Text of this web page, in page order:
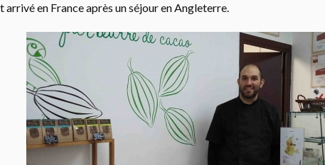
arrivé en France après un séjour en Angleterre.